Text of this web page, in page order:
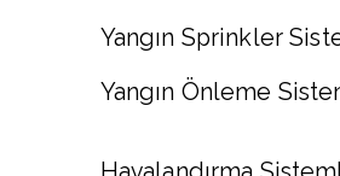
Yangın Sprinkler
Yangın Önleme